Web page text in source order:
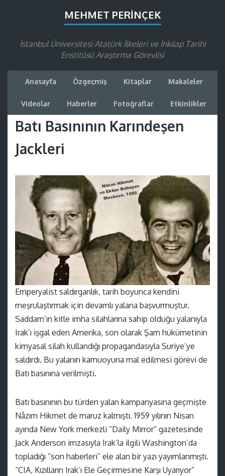
MEHMET PERINÇEK
İstanbul Üniversitesi Atatürk İlkeleri ve İnkılap Tarihi
Enstitüsü Araştırma Görevlisi
Anasayfa Özgeçmiş Kitaplar Makaleler
Videolar Haberler Fotoğraflar Etkinlikler
Batı Basınının Karındeşen
Jackleri
Emperyalist saldırganlık, tarih boyunca kendini
meşrulaştırmak için devamlı yalana başvurmuştur.
Saddam’ın kitle imha silahlarına sahip olduğu yalanıyla
Irak’ı işgal eden Amerika, son olarak Şam hükümetinin
kimyasal silah kullandığı propagandasıyla Suriye’ye
saldırdı. Bu yalanın kamuoyuna mal edilmesi görevi de
Batı basınına verilmişti.
Batı basınının bu türden yalan kampanyasına geçmişte
Nâzım Hikmet de maruz kalmıştı. 1959 yılının Nisan
ayında New York merkezli “Daily Mirror” gazetesinde
Jack Anderson imzasıyla Irak’la ilgili Washington’da
topladığı “son haberleri” ele alan bir yazı yayımlanmıştı.
“CIA, Kızılların Irak’ı Ele Geçirmesine Karşı Uyarıyor”